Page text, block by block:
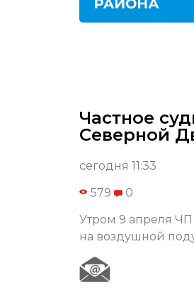
Частное
Северной
сегодня 11:33
579 0
Утром 9 апреля
на воздушной